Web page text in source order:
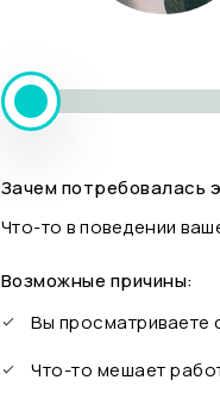
Зачем потребовалась
Что-то в поведении
Возможные причины:
Вы
Что-то мешает